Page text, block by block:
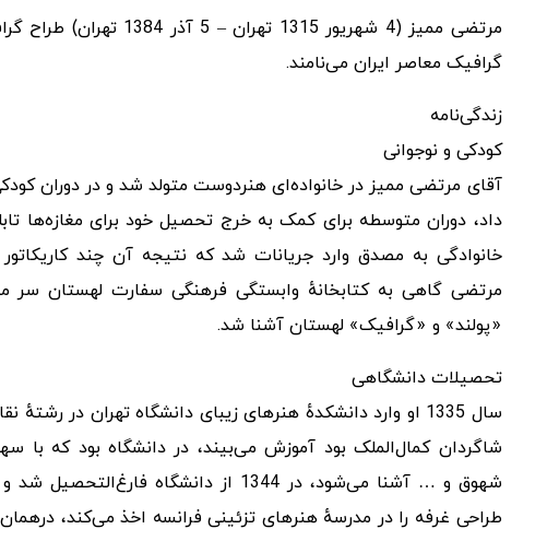
مرتضی ممیز (4 شهریور
گرافیک معاصر ایران می‌نامند.
زندگی‌نامه
کودکی و نوجوانی
آقای مرتضی ممیز در خانواده‌ای هنردوست متولد شد و در دوران
داد، دوران متوسطه برای کمک به خرج تحصیل خود برای مغازه‌ها
خانوادگی به مصدق وارد جریانات شد که نتیجه آن چند
مرتضی گاهی به کتابخانهٔ وابستگی فرهنگی سفارت لهستان سر
«پولند» و «گرافیک» لهستان آشنا شد.
تحصیلات دانشگاهی
سال 1335 او وارد دانشکدهٔ هنرهای زیبای دانشگاه تهران در
شاگردان کمال‌الملک بود آموزش می‌بیند، در دانشگاه بود که با
شهوق و … آشنا می‌شود، در 1344 از
طراحی غرفه را در مدرسهٔ هنرهای تزئینی فرانسه اخذ می‌کند،